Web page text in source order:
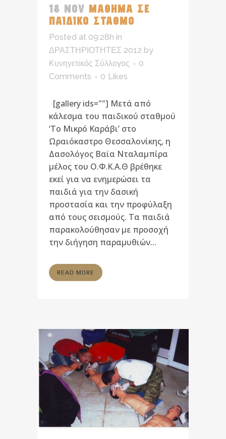
18 NOV ΜΑΘΗΜΑ ΣΕ
ΠΑΙΔΙΚΟ ΣΤΑΘΜΟ
Posted at 09:28h in
ΔΡΑΣΤΗΡΙΟΤΗΤΕΣ 2012 by
Κυνηγετικός Σύλλογος
0
Comments
0 Likes
[gallery ids=""] Μετά από
κάλεσμα του παιδικού σταθμού
‘Το Μικρό Καράβι’ στο
Ωραιόκαστρο Θεσσαλονίκης, η
Δασολόγος Βαϊα Νταλαμπίρα
μέλος του Ο.Φ.Κ.Α.Θ βρέθηκε
εκεί για να ενημερώσει τα
παιδιά για την δασική
προστασία και την προφύλαξη
από τους σεισμούς. Τα παιδιά
παρακολούθησαν με προσοχή
την διήγηση παραμυθιών...
READ MORE